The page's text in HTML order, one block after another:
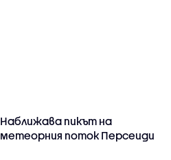
Наближава пикът на
метеорния поток Персеиди